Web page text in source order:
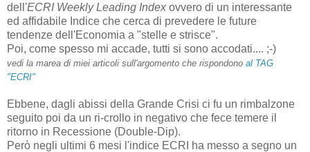
dell'ECRI Weekly Leading Index ovvero di un interessante
ed affidabile Indice che cerca di prevedere le future
tendenze dell'Economia a "stelle e strisce".
Poi, come spesso mi accade, tutti si sono accodati.... ;-)
vedi la marea di miei articoli sull'argomento che rispondono al TAG
"ECRI"
Ebbene, dagli abissi della Grande Crisi ci fu un rimbalzone
seguito poi da un ri-crollo in negativo che fece temere il
ritorno in Recessione (Double-Dip).
Però negli ultimi 6 mesi l'indice ECRI ha messo a segno un